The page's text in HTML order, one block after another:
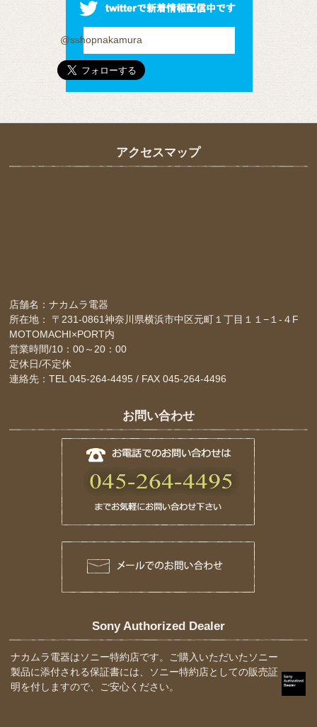
@sshopnakamura
アクセスマップ
店舗名：ナカムラ電器
所在地： 〒231-0861神奈川県横浜市中区元町１丁目１１−１-４F
MOTOMACHI×PORT内
営業時間/10：00～20：00
定休日/不定休
連絡先：TEL 045-264-4495 / FAX 045-264-4496
お問い合わせ
Sony Authorized Dealer
ナカムラ電器はソニー特約店です。ご購入いただいたソニー
製品に添付される保証書には、ソニー特約店としての販売証
明を付しますので、ご安心ください。